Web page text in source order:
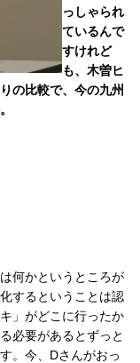
っしゃられ
ているんで
すけれど
も、木曽ヒ
の比較で、今の九州
何かというところが
するということは認
」がどこに行ったか
必要があるとずっと
。今、Dさんがおっ